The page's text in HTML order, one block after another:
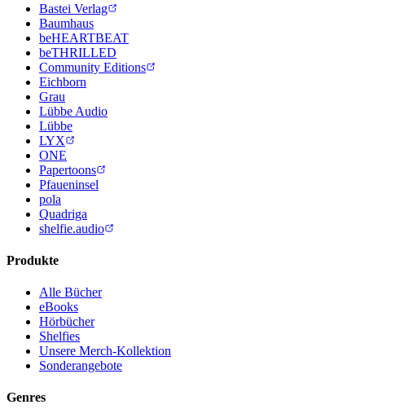
Bastei Verlag
Baumhaus
beHEARTBEAT
beTHRILLED
Community Editions
Eichborn
Grau
Lübbe Audio
Lübbe
LYX
ONE
Papertoons
Pfaueninsel
pola
Quadriga
shelfie.audio
Produkte
Alle Bücher
eBooks
Hörbücher
Shelfies
Unsere Merch-Kollektion
Sonderangebote
Genres